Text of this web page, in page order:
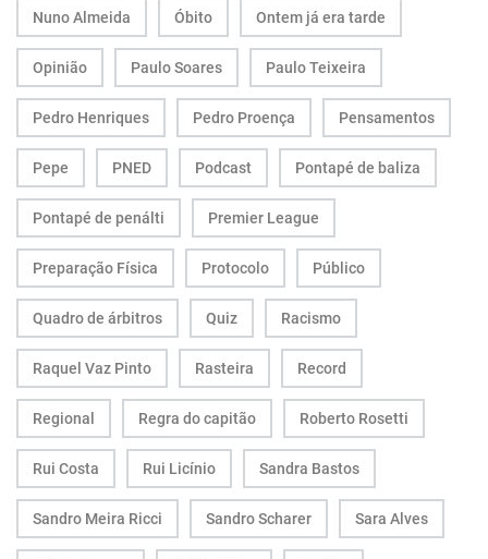
Nuno Almeida Óbito Ontem já era tarde
Opinião Paulo Soares Paulo Teixeira
Pedro Henriques Pedro Proença Pensamentos
Pepe PNED Podcast Pontapé de baliza
Pontapé de penálti Premier League
Preparação Física Protocolo Público
Quadro de árbitros Quiz Racismo
Raquel Vaz Pinto Rasteira Record
Regional Regra do capitão Roberto Rosetti
Rui Costa Rui Licínio Sandra Bastos
Sandro Meira Ricci Sandro Scharer Sara Alves